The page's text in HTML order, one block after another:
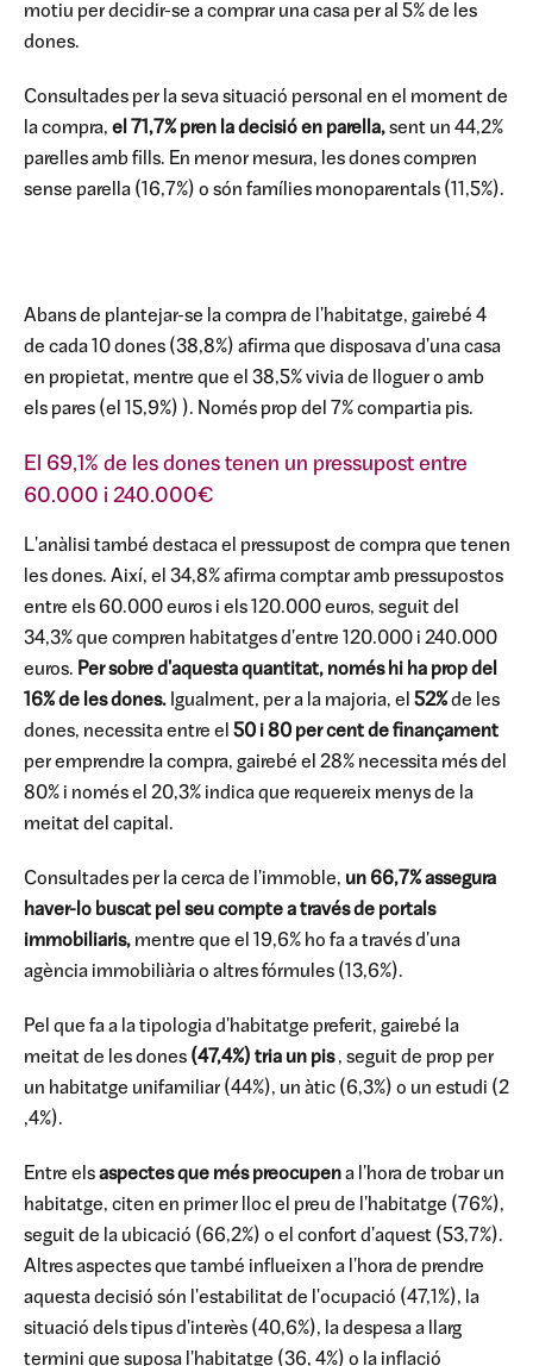
motiu per decidir-se a comprar una casa per al 5% de les
dones.
Consultades per la seva situació personal en el moment de
la compra, el 71,7% pren la decisió en parella,sent un 44,2%
parelles amb fills. En menor mesura, les dones compren
sense parella (16,7%) o són famílies monoparentals (11,5%).
Abans de plantejar-se la compra de l'habitatge, gairebé 4
de cada 10 dones (38,8%) afirma que disposava d'una casa
en propietat, mentre que el 38,5% vivia de lloguer o amb
els pares (el 15,9%) ). Només prop del 7% compartia pis.
El 69,1% de les dones tenen un pressupost entre
60.000 i 240.000€
L'anàlisi també destaca el pressupost de compra que tenen
les dones. Així, el 34,8% afirma comptar amb pressupostos
entre els 60.000 euros i els 120.000 euros, seguit del
34,3% que compren habitatges d'entre 120.000 i 240.000
euros. Per sobre d'aquesta quantitat, només hi ha prop del
16% de les dones. Igualment, per a la majoria, el 52%de les
dones, necessita entre el 50 i 80 per cent de finançament
per emprendre la compra, gairebé el 28% necessita més del
80% i només el 20,3% indica que requereix menys de la
meitat del capital.
Consultades per la cerca de l'immoble, un 66,7% assegura
haver-lo buscat pel seu compte a través de portals
immobiliaris, mentre que el 19,6% ho fa a través d'una
agència immobiliària o altres fórmules (13,6%).
Pel que fa a la tipologia d'habitatge preferit, gairebé la
meitat de les dones (47,4%) tria un pis, seguit de prop per
un habitatge unifamiliar (44%), un àtic (6,3%) o un estudi (2
,4%).
Entre elsaspectes que més preocupena l'hora de trobar un
habitatge, citen en primer lloc el preu de l'habitatge (76%),
seguit de la ubicació (66,2%) o el confort d'aquest (53,7%).
Altres aspectes que també influeixen a l'hora de prendre
aquesta decisió són l'estabilitat de l'ocupació (47,1%), la
situació dels tipus d'interès (40,6%), la despesa a llarg
termini que suposa l'habitatge (36, 4%) o la inflació